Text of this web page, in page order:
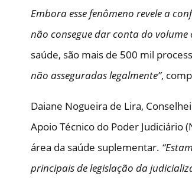
Embora esse fenômeno revele a
não consegue dar conta do volume
saúde, são mais de 500 mil
não asseguradas legalmente”,
Daiane Nogueira de Lira,
Apoio Técnico do Poder Judiciário
área da saúde suplementar.
principais de legislação da